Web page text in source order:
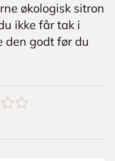
økologisk sitron
ikke får tak i
den godt før du